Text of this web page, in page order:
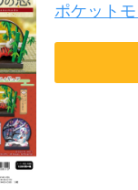
ポケット